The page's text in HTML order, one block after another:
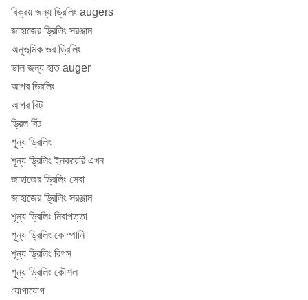
বিক্রয় জন্য ড্রিলিং augers
জাহাজের ড্রিলিং সরঞ্জাম
অনুভূমিক ভর ড্রিলিং
ভাল জন্য হাত auger
আগর ড্রিলিং
আগর বিট
ড্রিল বিট
শূন্য ড্রিলিং
শূন্য ড্রিলিং ইনকয়েরি এখন
জাহাজের ড্রিলিং সেবা
জাহাজের ড্রিলিং সরঞ্জাম
শূন্য ড্রিলিং নিরাপত্তা
শূন্য ড্রিলিং কোম্পানি
শূন্য ড্রিলিং রিগস
শূন্য ড্রিলিং কৌশল
যোগাযোগ